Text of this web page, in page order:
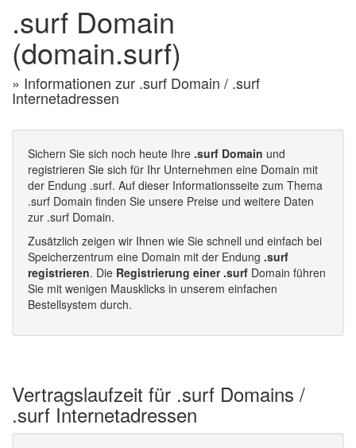
.surf Domain
(domain.surf)
» Informationen zur .surf Domain / .surf
Internetadressen
Sichern Sie sich noch heute Ihre .surf Domain und
registrieren Sie sich für Ihr Unternehmen eine Domain mit
der Endung .surf. Auf dieser Informationsseite zum Thema
.surf Domain finden Sie unsere Preise und weitere Daten
zur .surf Domain.
Zusätzlich zeigen wir Ihnen wie Sie schnell und einfach bei
Speicherzentrum eine Domain mit der Endung .surf
registrieren. Die Registrierung einer .surf Domain führen
Sie mit wenigen Mausklicks in unserem einfachen
Bestellsystem durch.
Vertragslaufzeit für .surf Domains /
.surf Internetadressen